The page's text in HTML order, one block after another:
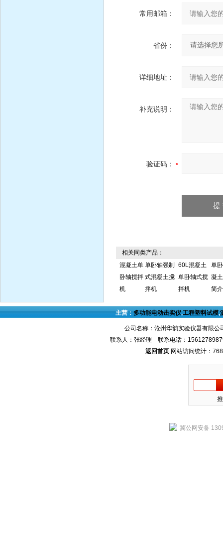
常用邮箱：
省份：
详细地址：
补充说明：
验证码：
相关同类产品：
混凝土单
卧轴搅拌
机
单卧轴强制
式混凝土搅
拌机
60L混凝土
单卧轴式搅
拌机
单
凝
简介
主营：多功能电动击实仪,工程塑料试模,
公司名称：沧州华韵实验仪器有限
联系人：张经理 联系电话：
返回首页 网站访问统计：
冀公网安备